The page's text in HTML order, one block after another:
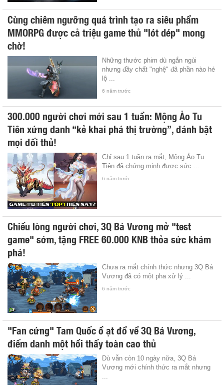
Cùng chiêm ngưỡng quá trình tạo ra siêu phẩm
MMORPG được cả triệu game thủ "lót dép" mong
chờ!
Những thước phim dù ngắn ngủi
nhưng đầy chất "nghệ" đã phần nào hé
lộ ...
6 năm trước
300.000 người chơi mới sau 1 tuần: Mộng Ảo Tu
Tiên xứng danh “kẻ khai phá thị trường”, đánh bật
mọi đối thủ!
Chỉ sau 1 tuần ra mắt, Mộng Ảo Tu
Tiên đã chứng minh được sức ...
6 năm trước
Chiều lòng người chơi, 3Q Bá Vương mở "test
game" sớm, tặng FREE 60.000 KNB thỏa sức khám
phá!
Chưa ra mắt chính thức nhưng 3Q Bá
Vương đã có một pha xử lý ...
6 năm trước
"Fan cứng" Tam Quốc ồ ạt đổ về 3Q Bá Vương,
điểm danh một hồi thấy toàn cao thủ
Dù vẫn còn 10 ngày nữa, 3Q Bá
Vương mới chính thức ra mắt nhưng
...